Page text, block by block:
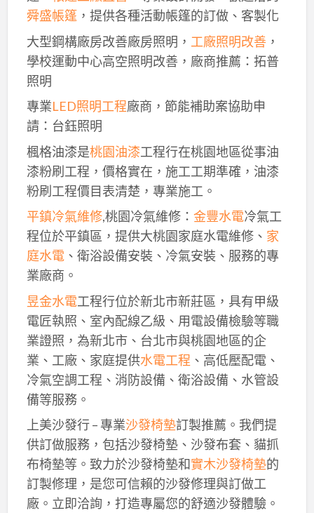
舜盛帳篷，提供各種活動帳篷的訂做、客製化
大型鋼構廠房改善廠房照明， 工廠照明改善，
學校運動中心高空照明改善，廠商推薦：拓普
照明
專業LED照明工程廠商，節能補助案協助申
請：台鈺照明
楓格油漆是桃園油漆工程行在桃園地區從事油
漆粉刷工程，價格實在，施工工期準確，油漆
粉刷工程價目表清楚，專業施工。
平鎮冷氣維修,桃園冷氣維修： 金豐水電冷氣工
程位於平鎮區，提供大桃園家庭水電維修、 家
庭水電、衛浴設備安裝、冷氣安裝、服務的專
業廠商。
昱金水電工程行位於新北市新莊區，具有甲級
電匠執照、室內配線乙級、用電設備檢驗等職
業證照，為新北市、台北市與桃園地區的企
業、工廠、家庭提供水電工程 、高低壓配電、
冷氣空調工程、消防設備、衛浴設備、水管設
備等服務。
上美沙發行 – 專業沙發椅墊訂製推薦。我們提
供訂做服務，包括沙發椅墊、沙發布套、貓抓
布椅墊等。致力於沙發椅墊和實木沙發椅墊的
訂製修理，是您可信賴的沙發修理與訂做工
廠。立即洽詢，打造專屬您的舒適沙發體驗。